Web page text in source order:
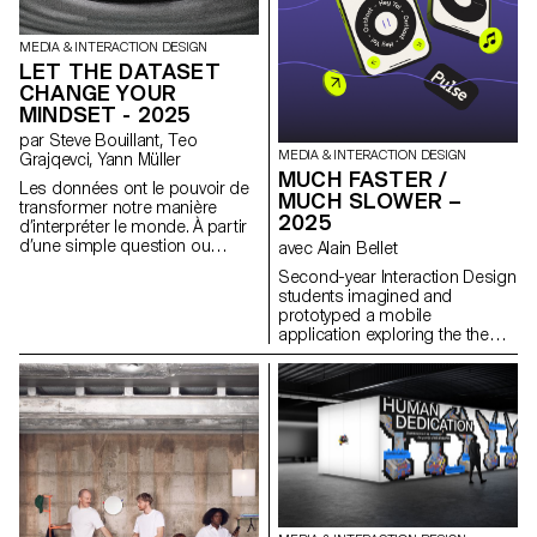
économique, peut être
actualisée face aux enjeux de
durabilité, de fonctionnalité et
d’esthétique.
MEDIA & INTERACTION DESIGN
LET THE DATASET
CHANGE YOUR
MINDSET - 2025
par Steve Bouillant, Teo
Grajqevci, Yann Müller
Les données ont le pouvoir de
transformer notre manière
d’interpréter le monde. À partir
d’une simple question ou
expérience de visualisation de
données pleinement
fonctionnelle avec une interface
interactive, incluant un
contrôleur mobile permettant
aux utilisateurs de manipuler
l’affichage en temps réel.
Conçu et programmé par des
étudiants de deuxième année
MEDIA & INTERACTION DESIGN
MUCH FASTER /
MUCH SLOWER –
2025
avec Alain Bellet
Second-year Interaction Design
students imagined and
prototyped a mobile
application exploring the theme
“Much Faster / Much Slower.”
The project examines our
fascination with speed and
slowness in digital interfaces,
and how technology shapes
our perception of time,
attention, and communication.
Building on this tension,
students developed app
concepts that propose